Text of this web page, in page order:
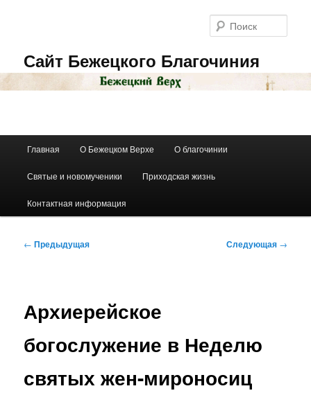
Сайт Бежецкого Благочиния
Главная О Бежецком Верхе О благочинии
Святые и новомученики Приходская жизнь
Контактная информация
Навигация
← Предыдущая Следующая →
Архиерейское
богослужение в Неделю
святых жен-мироносиц